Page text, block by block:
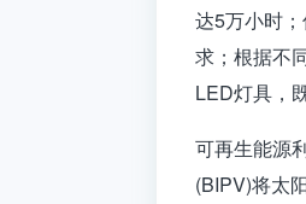
达5万小时
求；根据不
LED灯具，
可再生能源
(BIPV)将太